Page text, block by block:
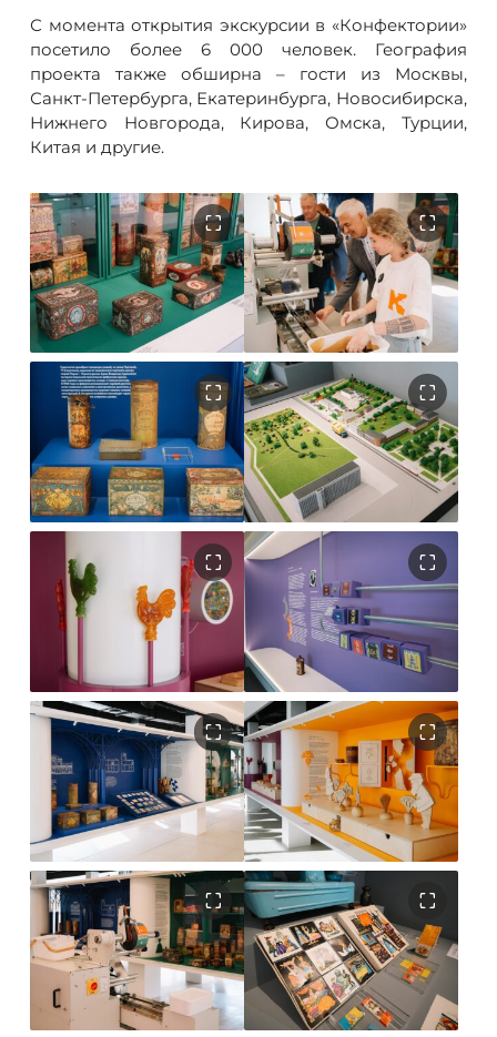
С момента открытия экскурсии в «Конфектории»
посетило более 6 000 человек. География
проекта также обширна – гости из Москвы,
Санкт-Петербурга, Екатеринбурга, Новосибирска,
Нижнего Новгорода, Кирова, Омска, Турции,
Китая и другие.